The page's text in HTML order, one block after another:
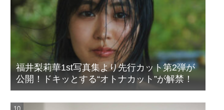
福井梨莉華1st写真集より先行カット第2弾が
公開！ドキッとする“オトナカット”が解禁！